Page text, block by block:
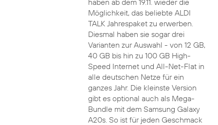
haben ab dem 19.11. wieder die
Möglichkeit, das beliebte ALDI
TALK Jahrespaket zu erwerben.
Diesmal haben sie sogar drei
Varianten zur Auswahl - von 12 GB,
40 GB bis hin zu 100 GB High-
Speed Internet und All-Net-Flat in
alle deutschen Netze für ein
ganzes Jahr. Die kleinste Version
gibt es optional auch als Mega-
Bundle mit dem Samsung Galaxy
A20s. So ist für jeden Geschmack